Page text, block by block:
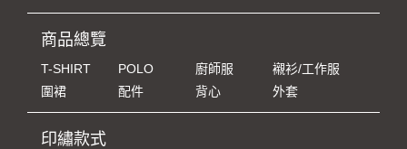
商品總覽
T-SHIRT POLO 廚師服
襯衫/工作服
圍裙
配件 背心 外套
印繡款式